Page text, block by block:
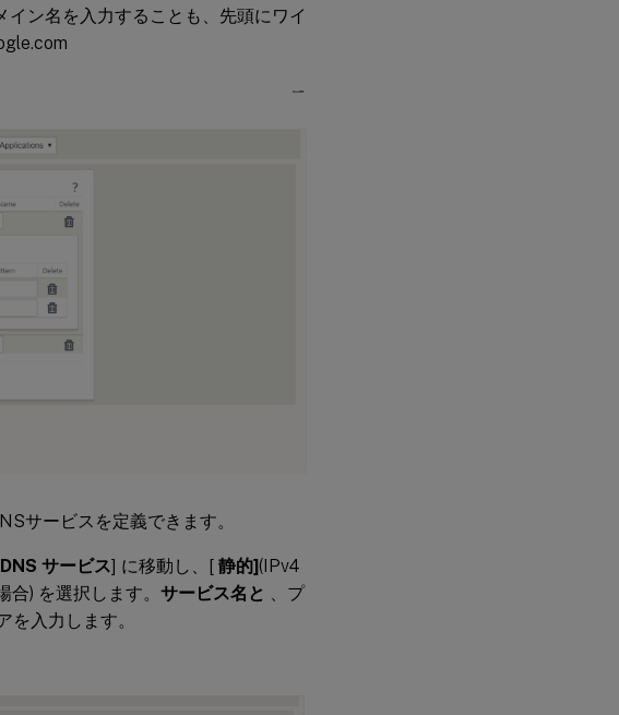
ン名を入力することも、先頭にワイ
サービスを定義できます。
DNS サービス] に移動し、[ 静的](IPv4
) を選択します。 サービス名と 、プ
入力します。